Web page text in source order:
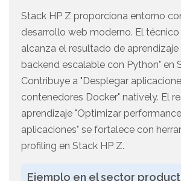
Stack HP Z proporciona entorno
desarrollo web moderno. El técnico
alcanza el resultado de aprendizaje
backend escalable con Python" en
Contribuye a "Desplegar
contenedores Docker" natively. El
aprendizaje "Optimizar
aplicaciones" se fortalece con
profiling en Stack HP Z.
Ejemplo en el sector